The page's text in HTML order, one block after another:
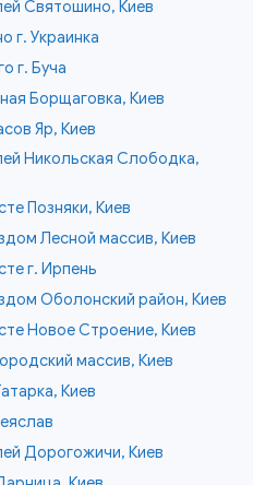
Святошино, Киев
г. Украинка
г. Буча
Борщаговка, Киев
Яр, Киев
Никольская Слободка,
Позняки, Киев
Лесной массив, Киев
г. Ирпень
Оболонский район, Киев
Новое Строение, Киев
массив, Киев
Киев
Дорогожичи, Киев